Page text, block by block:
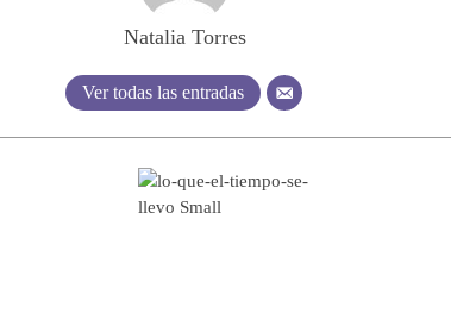
Natalia Torres
Ver todas las entradas